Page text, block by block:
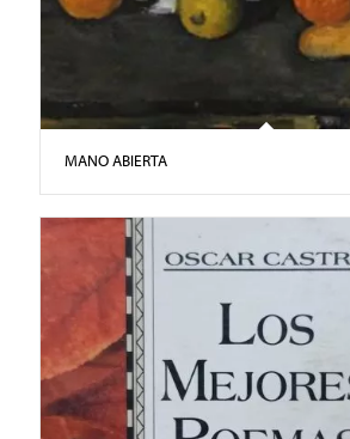
MANO ABIERTA